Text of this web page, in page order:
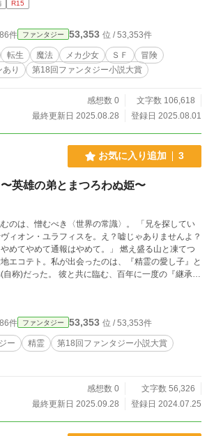
装備が強化されていく
R15
件 ファンタジー 53,353 位 / 53,353件
転生 魔法 メカ少女 ＳＦ
冒険
り 第18回ファンタジー小説大賞
感想数 0
文字数 106,618
最終更新日 2025.08.28
登録日 2025.08.01
お気に入り追加 3
〜英雄の弟とまつろわぬ姫〜
憎むべき〈世界の常識〉。 「兄を探してい
ィオン・ユラフィスを。え？嘘じゃありませんよ？
て通報はやめて。」 燃え盛る山と凍てつ
エコテト。私が出会ったのは、『精霊の愛し子』と
、百年に一度の『継承の
が信じたんだもの。私も、
件 ファンタジー 53,353 位 / 53,353件
ー 精霊
第18回ファンタジー小説大賞
感想数 0
文字数 56,326
最終更新日 2025.09.28
登録日 2024.07.25